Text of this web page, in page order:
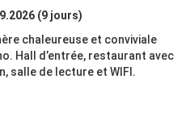
(9 jours)
chaleureuse et conviviale
Hall d’entrée, restaurant avec
salle de lecture et WIFI.